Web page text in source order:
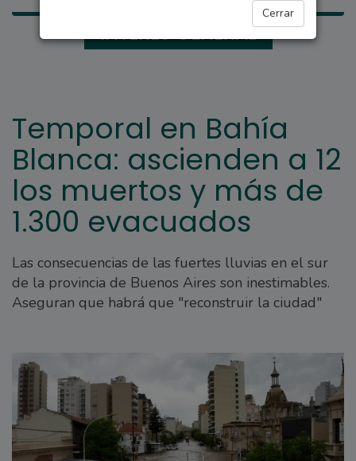
Cerrar
INTERÉS GENERAL
Temporal en Bahía
Blanca: ascienden a 12
los muertos y más de
1.300 evacuados
Las consecuencias de las fuertes lluvias en el sur
de la provincia de Buenos Aires son inestimables.
Aseguran que habrá que "reconstruir la ciudad"